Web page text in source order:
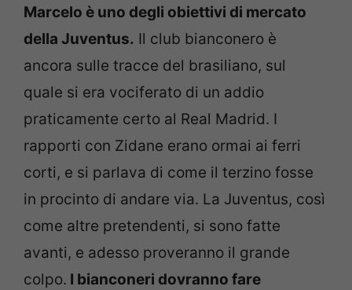
Marcelo è uno degli obiettivi di mercato
della Juventus. Il club bianconero è
ancora sulle tracce del brasiliano, sul
quale si era vociferato di un addio
praticamente certo al Real Madrid. I
rapporti con Zidane erano ormai ai ferri
corti, e si parlava di come il terzino fosse
in procinto di andare via. La Juventus, così
come altre pretendenti, si sono fatte
avanti, e adesso proveranno il grande
colpo. I bianconeri dovranno fare